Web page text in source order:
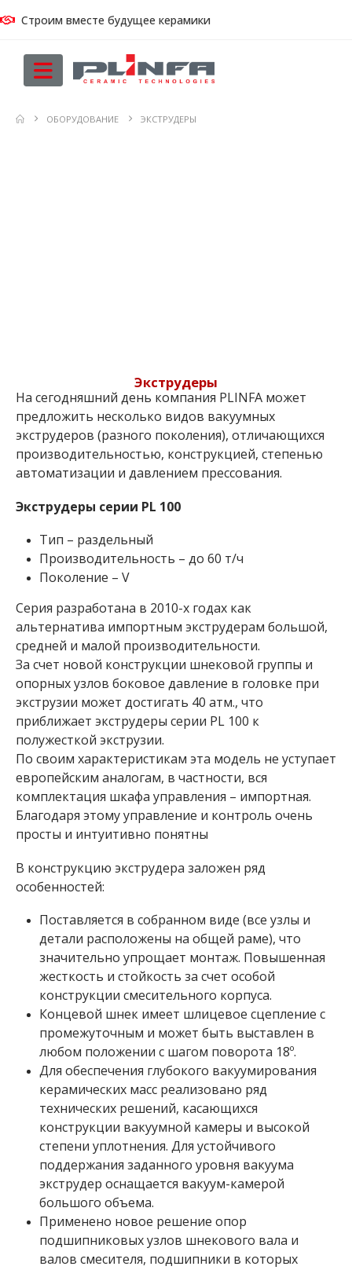
Строим вместе будущее керамики
ОБОРУДОВАНИЕ ЭКСТРУДЕРЫ
Экструдеры
На сегодняшний день компания PLINFA может
предложить несколько видов вакуумных
экструдеров (разного поколения), отличающихся
производительностью, конструкцией, степенью
автоматизации и давлением прессования.
Экструдеры серии PL 100
Тип – раздельный
Производительность – до 60 т/ч
Поколение – V
Серия разработана в 2010-х годах как
альтернатива импортным экструдерам большой,
средней и малой производительности.
За счет новой конструкции шнековой группы и
опорных узлов боковое давление в головке при
экструзии может достигать 40 атм., что
приближает экструдеры серии PL 100 к
полужесткой экструзии.
По своим характеристикам эта модель не уступает
европейским аналогам, в частности, вся
комплектация шкафа управления – импортная.
Благодаря этому управление и контроль очень
просты и интуитивно понятны
В конструкцию экструдера заложен ряд
особенностей:
Поставляется в собранном виде (все узлы и
детали расположены на общей раме), что
значительно упрощает монтаж. Повышенная
жесткость и стойкость за счет особой
конструкции смесительного корпуса.
Концевой шнек имеет шлицевое сцепление с
промежуточным и может быть выставлен в
любом положении с шагом поворота 18º.
Для обеспечения глубокого вакуумирования
керамических масс реализовано ряд
технических решений, касающихся
конструкции вакуумной камеры и высокой
степени уплотнения. Для устойчивого
поддержания заданного уровня вакуума
экструдер оснащается вакуум-камерой
большого объема.
Применено новое решение опор
подшипниковых узлов шнекового вала и
валов смесителя, подшипники в которых